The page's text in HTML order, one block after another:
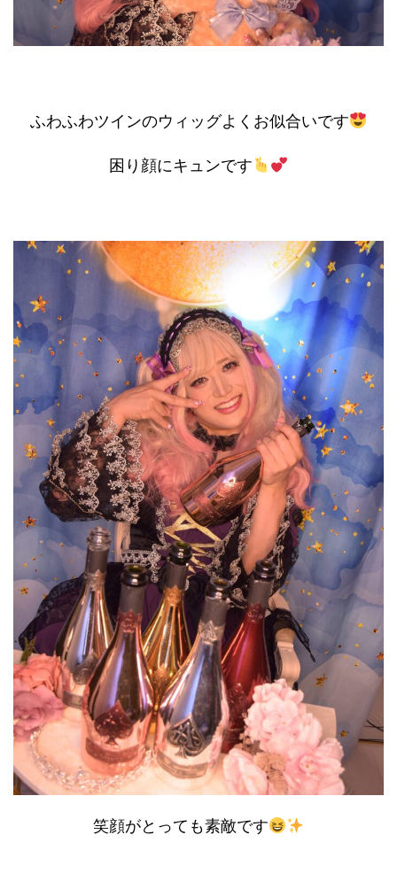
ふわふわツインのウィッグよくお似合いです
困り顔にキュンです
笑顔がとっても素敵です